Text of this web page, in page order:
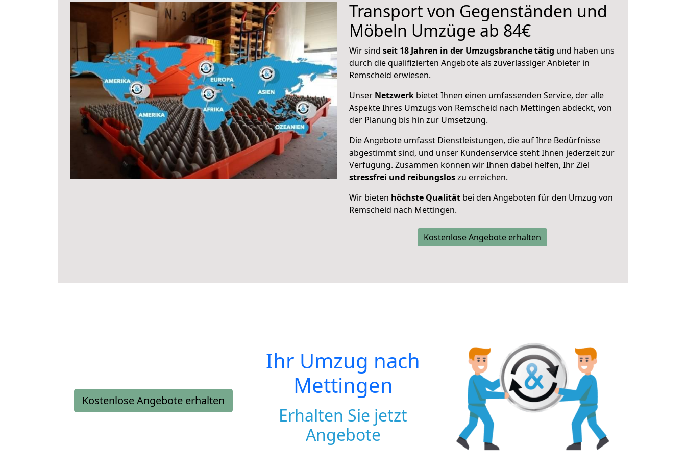
Transport von Gegenständen und
Möbeln Umzüge ab 84€
Wir sind seit 18 Jahren in der Umzugsbranche tätig und haben uns
durch die qualifizierten Angebote als zuverlässiger Anbieter in
Remscheid erwiesen.
Unser Netzwerk bietet Ihnen einen umfassenden Service, der alle
Aspekte Ihres Umzugs von Remscheid nach Mettingen abdeckt, von
der Planung bis hin zur Umsetzung.
Die Angebote umfasst Dienstleistungen, die auf Ihre Bedürfnisse
abgestimmt sind, und unser Kundenservice steht Ihnen jederzeit zur
Verfügung. Zusammen können wir Ihnen dabei helfen, Ihr Ziel
stressfrei und reibungsloszu erreichen.
Wir bieten höchste Qualität bei den Angeboten für den Umzug von
Remscheid nach Mettingen.
Kostenlose Angebote erhalten
Kostenlose Angebote erhalten
Ihr Umzug nach
Mettingen
Erhalten Sie jetzt
Angebote